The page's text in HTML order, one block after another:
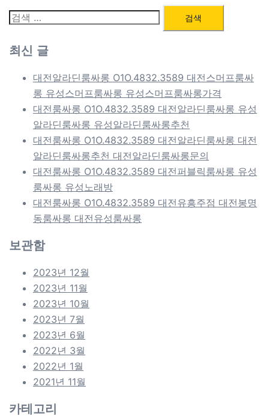
검
최신 글
대전알라딘룸싸롱 O1O.4832.3589 대전스머프룸싸
롱 유성스머프룸싸롱 유성스머프룸싸롱가격
대전룸싸롱 O1O.4832.3589 대전알라딘룸싸롱 유성
알라딘룸싸롱 유성알라딘룸싸롱추천
대전룸싸롱 O1O.4832.3589 대전알라딘룸싸롱 대전
알라딘룸싸롱추천 대전알라딘룸싸롱문의
대전룸싸롱 O1O.4832.3589 대전퍼블릭룸싸롱 유성
룸싸롱 유성노래방
대전룸싸롱 O1O.4832.3589 대전유흥주점 대전봉명
동룸싸롱 대전유성룸싸롱
보관함
2023년 12월
2023년 11월
2023년 10월
2023년 7월
2023년 6월
2022년 3월
2022년 1월
2021년 11월
카테고리